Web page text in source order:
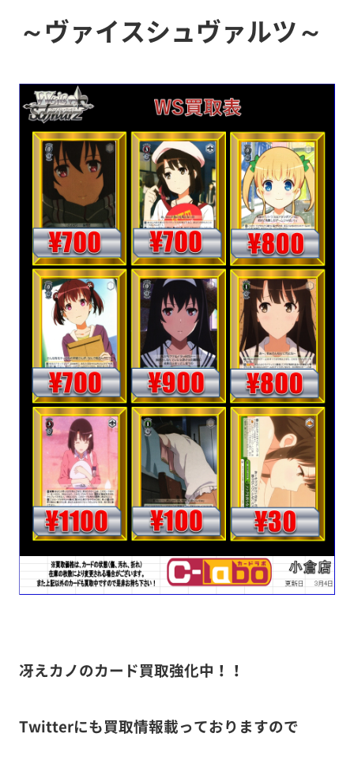
～ヴァイスシュヴァルツ～
冴えカノのカード買取強化中！！
Twitterにも買取情報載っておりますので